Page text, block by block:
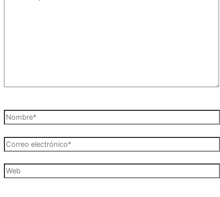
Nombre*
Correo
electrónico*
Web